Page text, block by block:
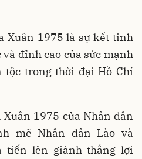
Xuân 1975 là sự kết tinh
đỉnh cao của sức mạnh
tộc trong thời đại Hồ Chí
1975 của Nhân dân
mẽ Nhân dân Lào và
tiến lên giành thắng lợi